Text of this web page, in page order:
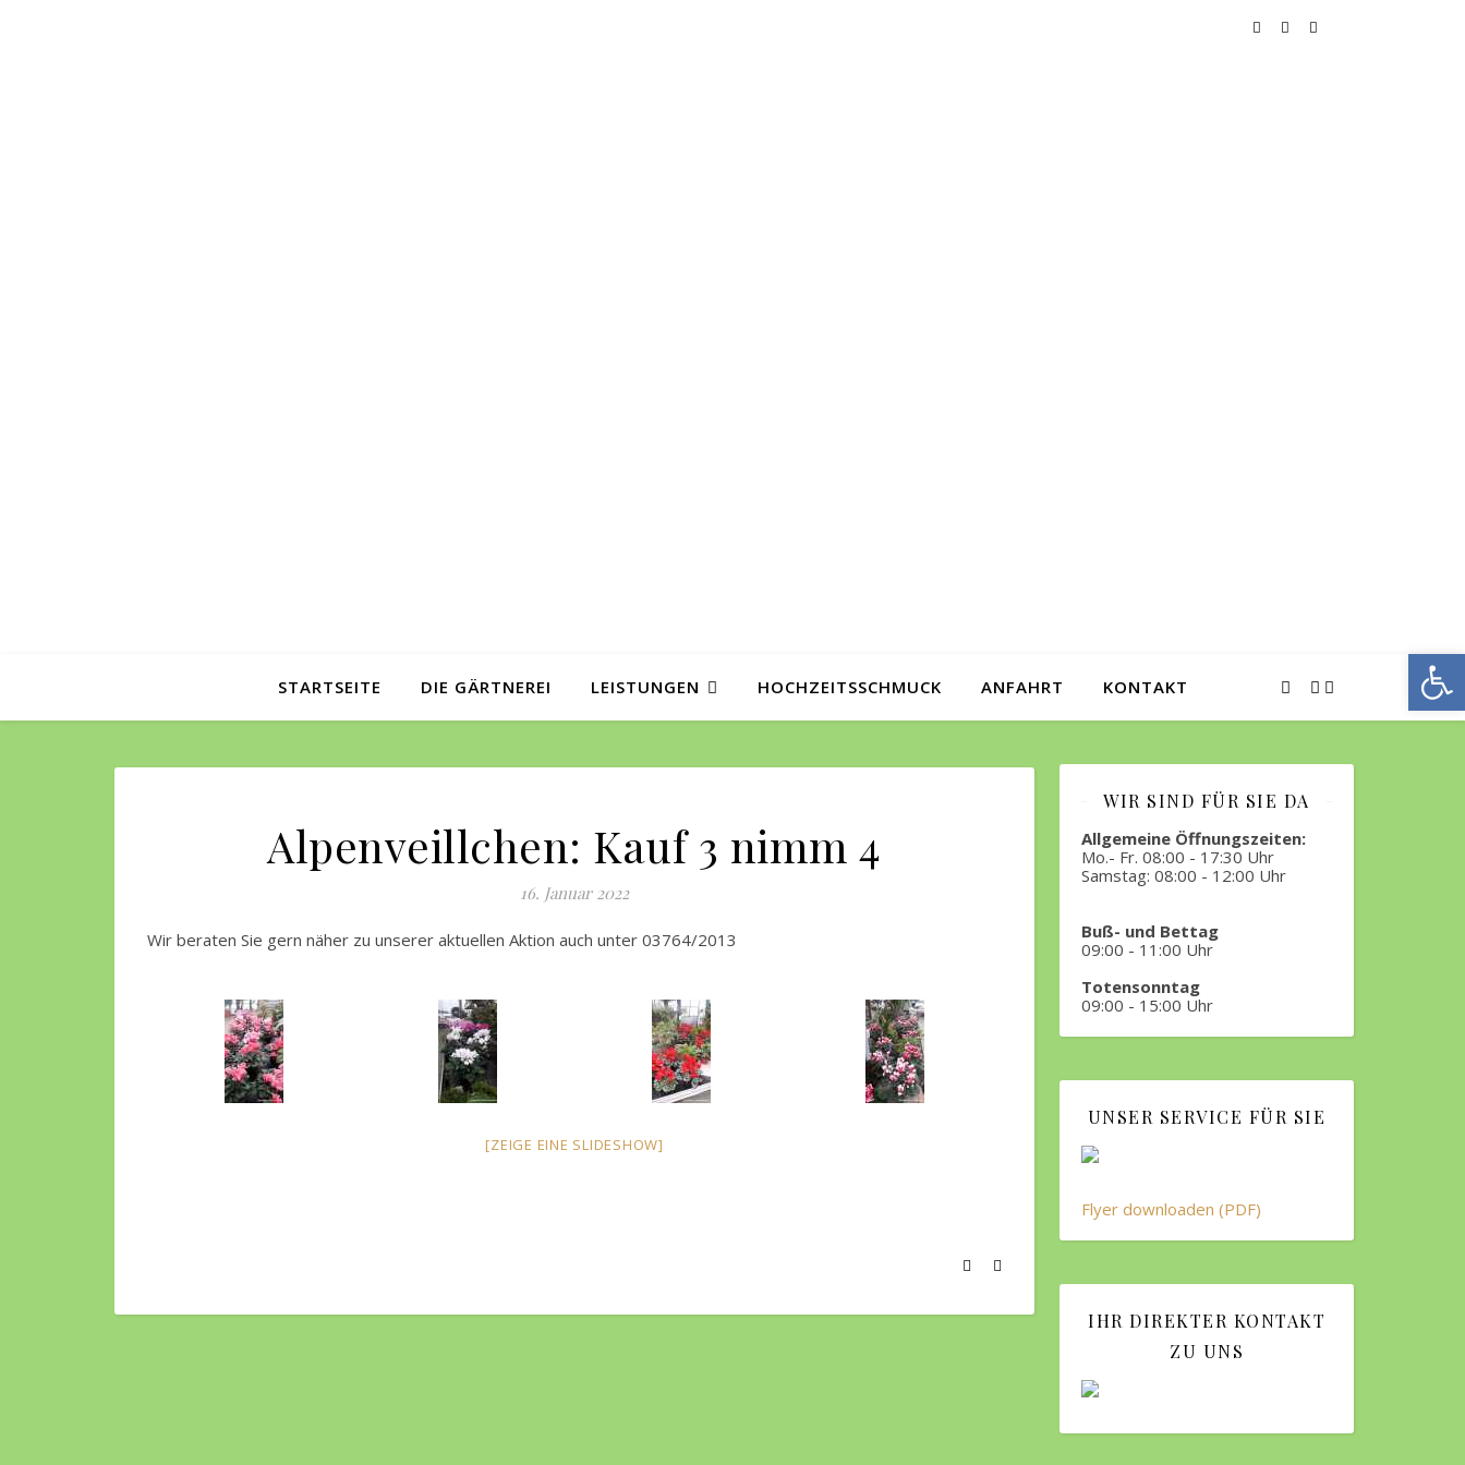
STARTSEITE DIE GÄRTNEREI LEISTUNGEN HOCHZEITSSCHMUCK ANFAHRT KONTAKT
Alpenveillchen: Kauf 3 nimm 4
16. Januar 2022
Wir beraten Sie gern näher zu unserer aktuellen Aktion auch unter 03764/2013
[ZEIGE EINE SLIDESHOW]
WIR SIND FÜR SIE DA
Allgemeine Öffnungszeiten:
Mo.- Fr. 08:00 - 17:30 Uhr
Samstag: 08:00 - 12:00 Uhr
Buß- und Bettag
09:00 - 11:00 Uhr
Totensonntag
09:00 - 15:00 Uhr
UNSER SERVICE FÜR SIE
Flyer downloaden (PDF)
IHR DIREKTER KONTAKT
ZU UNS